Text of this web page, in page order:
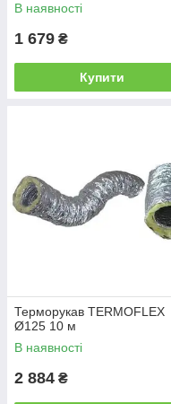
В наявності
1 679 ₴
Купити
Терморукав TERMOFLEX
Ø125 10 м
В наявності
2 884 ₴